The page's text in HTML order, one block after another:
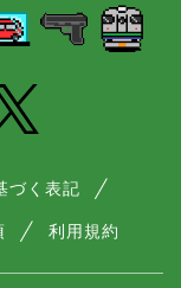
づく表記
利用規約